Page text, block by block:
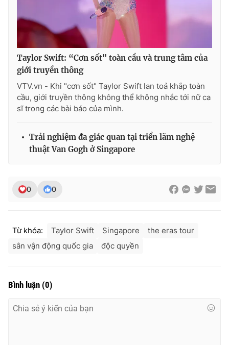
Taylor Swift: “Cơn sốt" toàn cầu và trung tâm của
giới truyền thông
VTV.vn - Khi "cơn sốt" Taylor Swift lan toả khắp toàn
cầu, giới truyền thông không thể không nhắc tới nữ ca
sĩ trong các bài báo của mình.
Trải nghiệm đa giác quan tại triển lãm nghệ
thuật Van Gogh ở Singapore
0 0
Từ khóa: Taylor Swift Singapore
the eras tour
sân vận động quốc gia
độc quyền
Bình luận (0)